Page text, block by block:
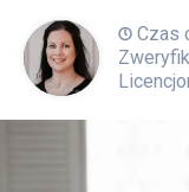
Czas